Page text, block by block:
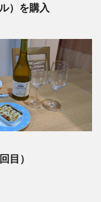
）を購入
目）